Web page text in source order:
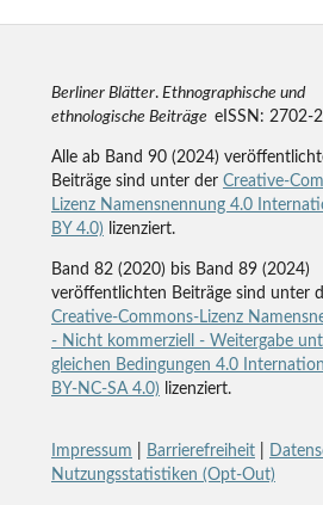
Berliner Blätter.Ethnographische und
ethnologische Beiträge eISSN: 2702-
Alle ab Band 90 (2024)
Beiträge sind unter der Creative-
Lizenz Namensnennung 4.0
BY 4.0) lizenziert.
Band 82 (2020) bis Band 89 (2024)
veröffentlichten Beiträge sind unter
Creative-Commons-Lizenz
- Nicht kommerziell - Weitergabe
gleichen Bedingungen 4.0
BY-NC-SA 4.0) lizenziert.
Impressum Barrierefreiheit|
Nutzungsstatistiken (Opt-Out)